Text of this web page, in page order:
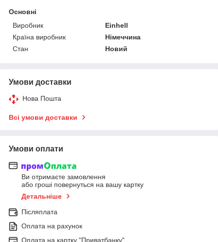
Основні
Виробник
Einhell
Країна виробник
Німеччина
Стан
Новий
Умови доставки
Нова Пошта
Всі умови доставки
Умови оплати
Ви отримаєте замовлення
або гроші повернуться на вашу картку
Детальніше
Післяплата
Оплата на рахунок
Оплата на картку "Приватбанку"